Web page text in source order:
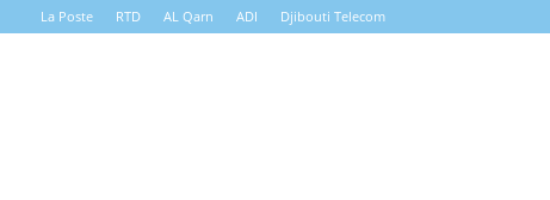
La Poste RTD AL Qarn ADI Djibouti Telecom